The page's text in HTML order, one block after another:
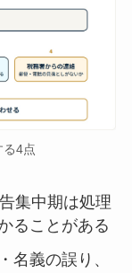
る4点
集中期は処理
ることがある
名義の誤り、